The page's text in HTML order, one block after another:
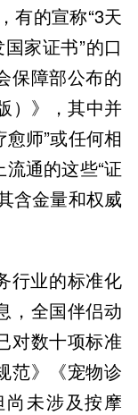
有的宣称“3天
家证书”的口
保障部公布的
）》，其中并
愈师”或任何相
通的这些“证
含金量和权威
行业的标准化
，全国伴侣动
对数十项标准
范》《宠物诊
未涉及按摩